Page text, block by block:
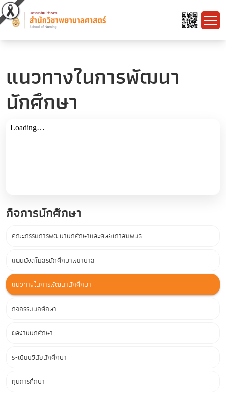
แนวทางในการพัฒนา
นักศึกษา
กิจการนักศึกษา
คณะกรรมการพัฒนานักศึกษาและศิษย์เก่าสัมพันธ์
แผนผังสโมสรนักศึกษาพยาบาล
แนวทางในการพัฒนานักศึกษา
กิจกรรมนักศึกษา
ผลงานนักศึกษา
ระเบียบวินัยนักศึกษา
ทุนการศึกษา